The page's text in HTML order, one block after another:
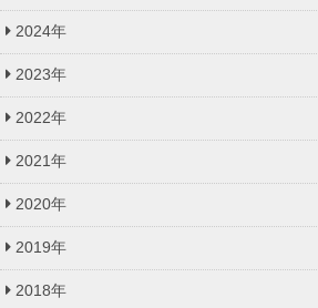
2024年
2023年
2022年
2021年
2020年
2019年
2018年